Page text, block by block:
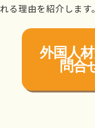
れる理由を紹介します。
外国人
問合